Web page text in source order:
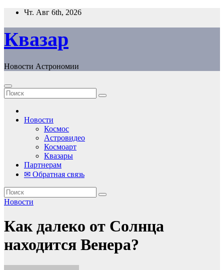
Перейти
содержанию
Чт. Авг 6th, 2026
Квазар
Новости Астрономии
Новости
Космос
Астровидео
Космоарт
Квазары
Партнерам
✉ Обратная связь
Новости
Как далеко от Солнца
находится Венера?